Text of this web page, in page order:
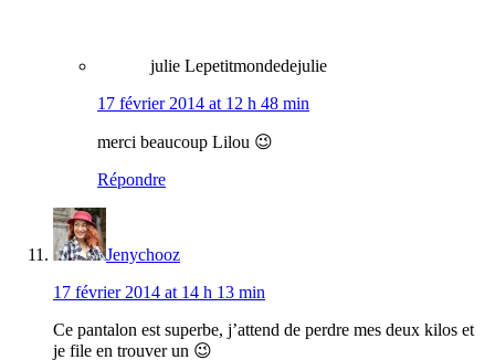
julie Lepetitmondedejulie
17 février 2014 at 12 h 48 min
merci beaucoup Lilou 😉
Répondre
Jenychooz
17 février 2014 at 14 h 13 min
Ce pantalon est superbe, j’attend de perdre mes deux kilos et
je file en trouver un 😉